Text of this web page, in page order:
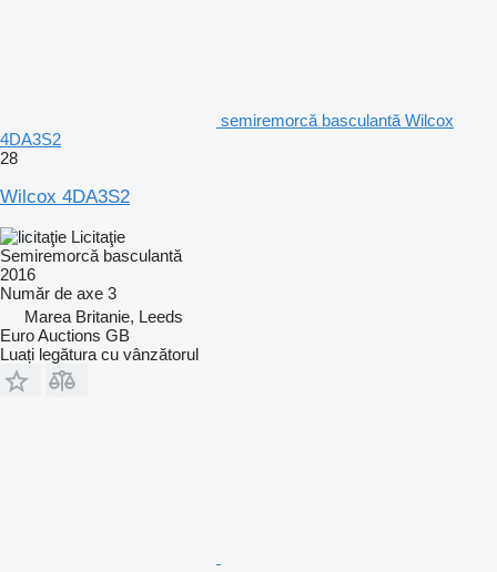
semiremorcă basculantă Wilcox
4DA3S2
28
Wilcox 4DA3S2
Licitaţie
Semiremorcă basculantă
2016
Număr de axe 3
Marea Britanie, Leeds
Euro Auctions GB
Luați legătura cu vânzătorul